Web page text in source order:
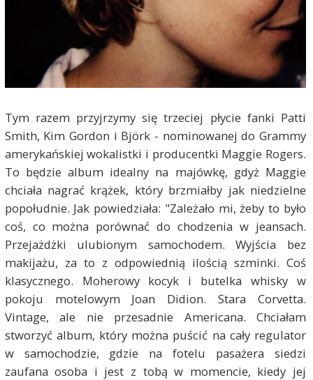
Tym razem przyjrzymy się trzeciej płycie fanki Patti
Smith, Kim Gordon i Björk - nominowanej do Grammy
amerykańskiej wokalistki i producentki Maggie Rogers.
To będzie album idealny na majówkę, gdyż Maggie
chciała nagrać krążek, który brzmiałby jak niedzielne
popołudnie. Jak powiedziała: "Zależało mi, żeby to było
coś, co można porównać do chodzenia w jeansach.
Przejażdżki ulubionym samochodem. Wyjścia bez
makijażu, za to z odpowiednią ilością szminki. Coś
klasycznego. Moherowy kocyk i butelka whisky w
pokoju motelowym Joan Didion. Stara Corvetta.
Vintage, ale nie przesadnie Americana. Chciałam
stworzyć album, który można puścić na cały regulator
w samochodzie, gdzie na fotelu pasażera siedzi
zaufana osoba i jest z tobą w momencie, kiedy jej